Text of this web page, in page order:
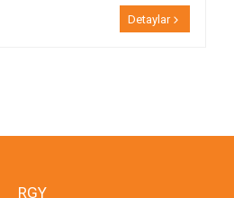
Detaylar
RGY